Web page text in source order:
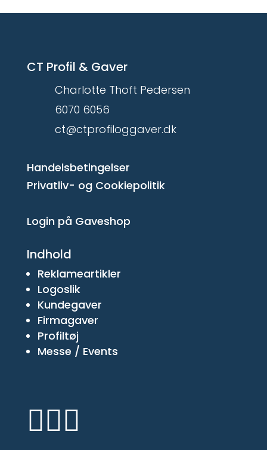
CT Profil & Gaver
Charlotte Thoft Pedersen
6070 6056
ct@ctprofiloggaver.dk
Handelsbetingelser
Privatliv- og Cookiepolitik
Login på Gaveshop
Indhold
Reklameartikler
Logoslik
Kundegaver
Firmagaver
Profiltøj
Messe / Events
